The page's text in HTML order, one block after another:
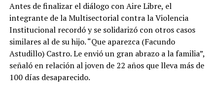
Antes de finalizar el diálogo con Aire Libre, el
integrante de la Multisectorial contra la Violencia
Institucional recordó y se solidarizó con otros casos
similares al de su hijo. “Que aparezca (Facundo
Astudillo) Castro. Le envió un gran abrazo a la familia”,
señaló en relación al joven de 22 años que lleva más de
100 días desaparecido.